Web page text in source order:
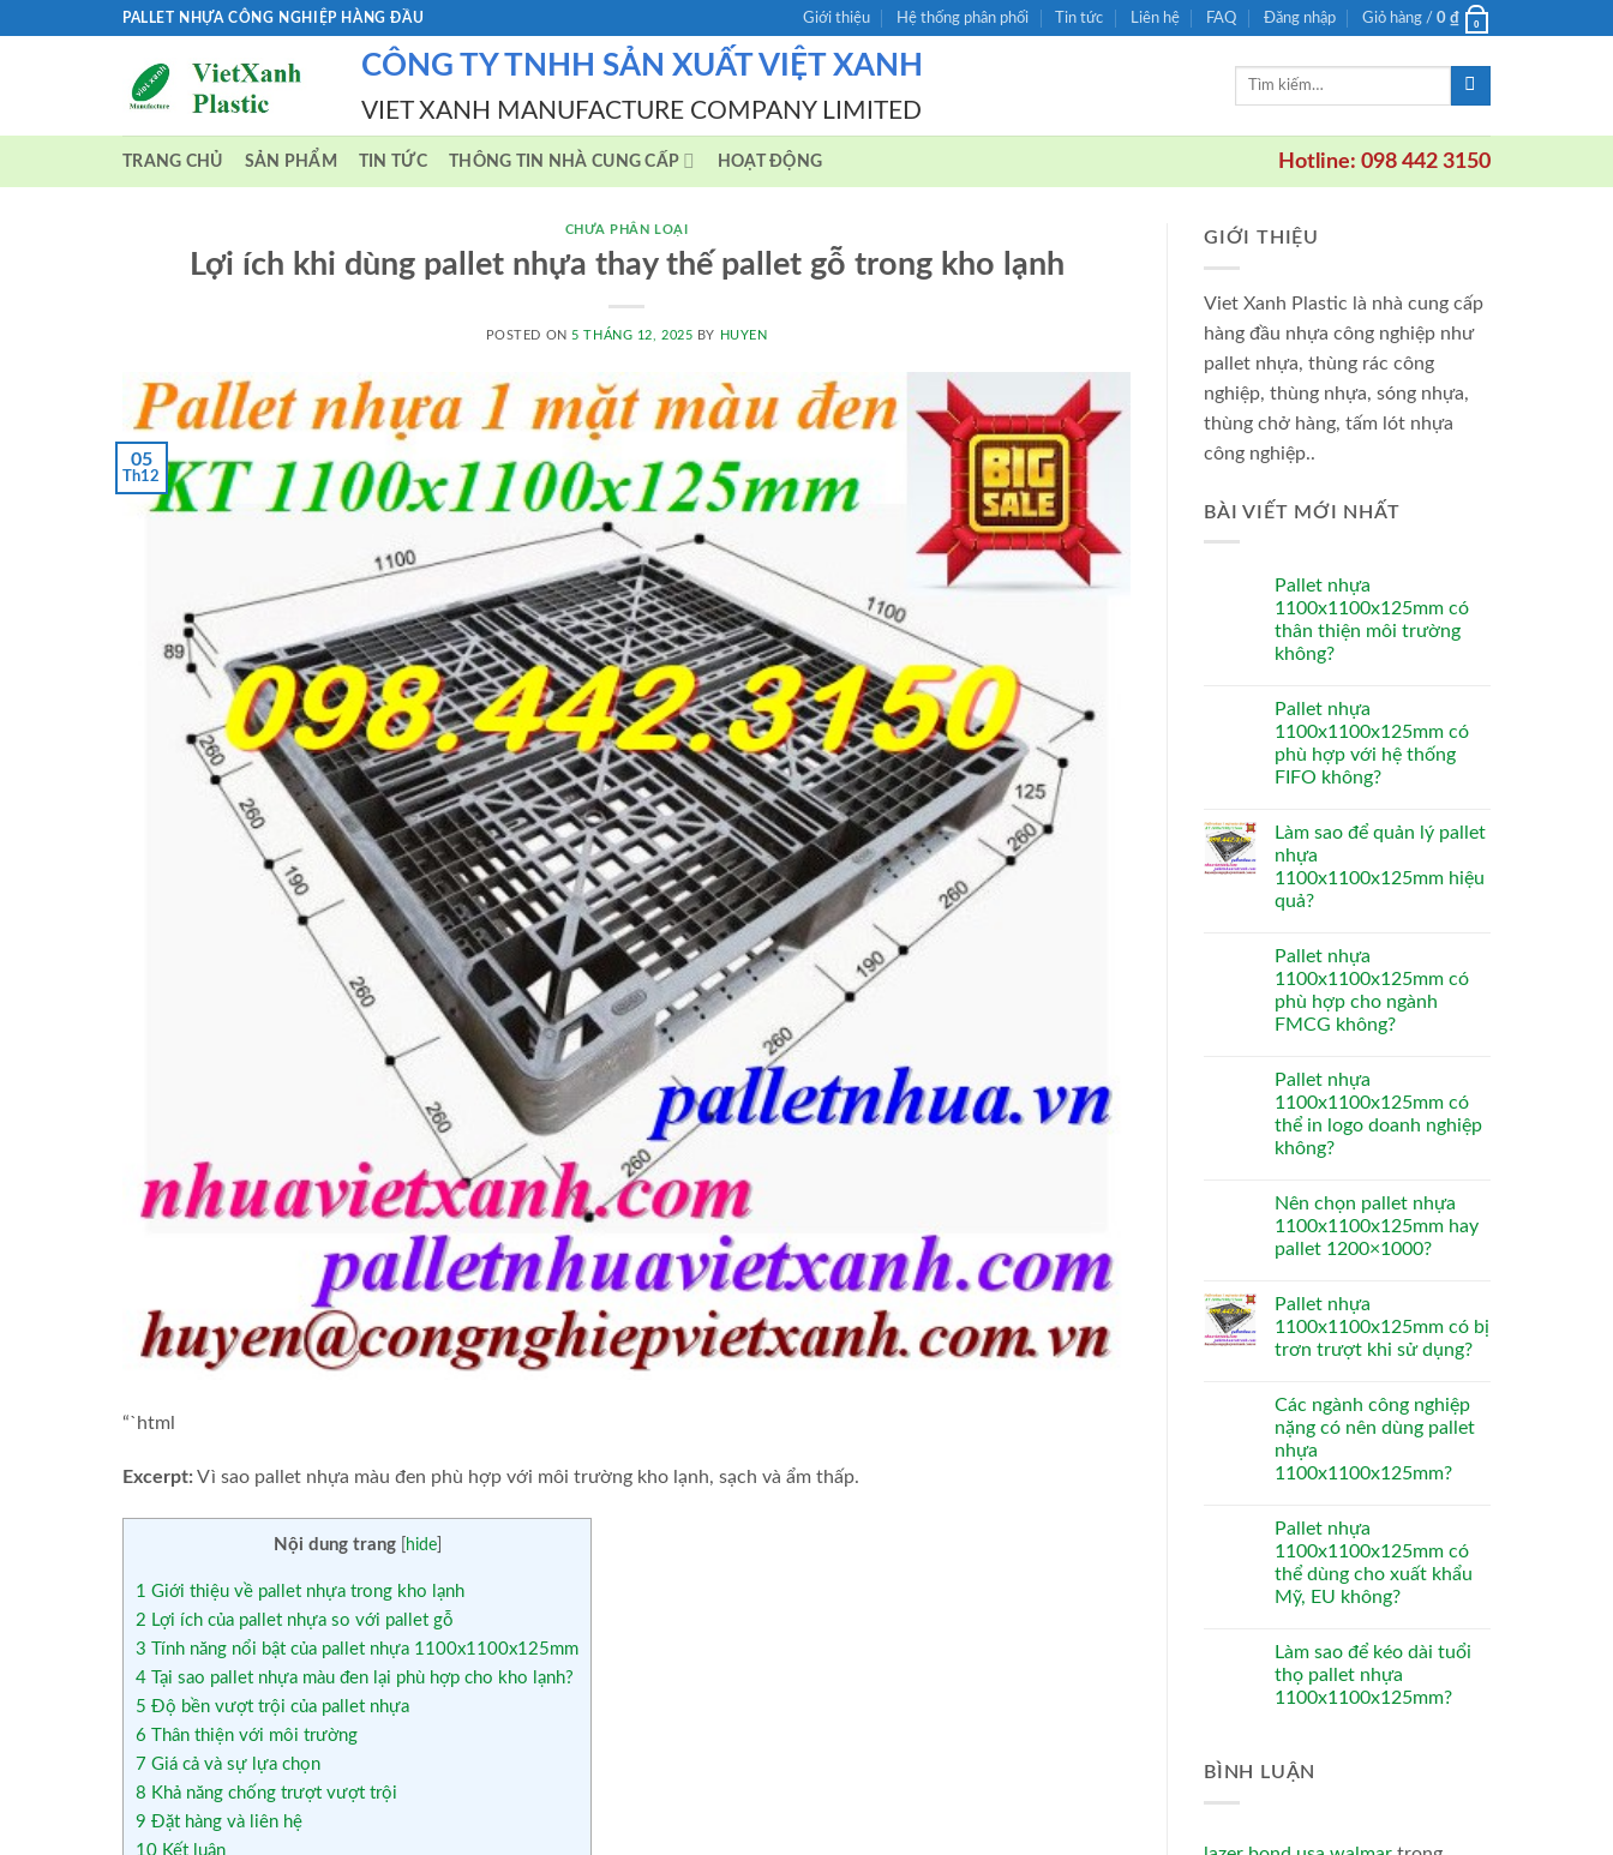
PALLET NHỰA CÔNG NGHIỆP HÀNG ĐẦU Giới thiệu Hệ thống phân phối Tin tức Liên hệ FAQ Đăng nhập Giỏ hàng / 0 ₫ 0
CÔNG TY TNHH SẢN XUẤT VIỆT XANH
VIET XANH MANUFACTURE COMPANY LIMITED
Tìm
TRANG CHỦ SẢN PHẨM TIN TỨC THÔNG TIN NHÀ CUNG CẤP HOẠT ĐỘNG Hotline: 098 442 3150
CHƯA PHÂN LOẠI
Lợi ích khi dùng pallet nhựa thay thế pallet gỗ trong kho lạnh
POSTED ON 5 THÁNG 12, 2025 BY HUYEN
05
Th12
“`html
Excerpt: Vì sao pallet nhựa màu đen phù hợp với môi trường kho lạnh, sạch và ẩm thấp.
Nội dung trang hide]
1 Giới thiệu về pallet nhựa trong kho lạnh
2 Lợi ích của pallet nhựa so với pallet gỗ
3 Tính năng nổi bật của pallet nhựa 1100x1100x125mm
4 Tại sao pallet nhựa màu đen lại phù hợp cho kho lạnh?
5 Độ bền vượt trội của pallet nhựa
6 Thân thiện với môi trường
7 Giá cả và sự lựa chọn
8 Khả năng chống trượt vượt trội
9 Đặt hàng và liên hệ
10 Kết luận
GIỚI THIỆU
Viet Xanh Plastic là nhà cung cấp
hàng đầu nhựa công nghiệp như
pallet nhựa, thùng rác công
nghiệp, thùng nhựa, sóng nhựa,
thùng chở hàng, tấm lót nhựa
công nghiệp..
BÀI VIẾT MỚI NHẤT
Pallet nhựa
1100x1100x125mm có
thân thiện môi trường
không?
Pallet nhựa
1100x1100x125mm có
phù hợp với hệ thống
FIFO không?
Làm sao để quản lý pallet
nhựa
1100x1100x125mm hiệu
quả?
Pallet nhựa
1100x1100x125mm có
phù hợp cho ngành
FMCG không?
Pallet nhựa
1100x1100x125mm có
thể in logo doanh nghiệp
không?
Nên chọn pallet nhựa
1100x1100x125mm hay
pallet 1200×1000?
Pallet nhựa
1100x1100x125mm có bị
trơn trượt khi sử dụng?
Các ngành công nghiệp
nặng có nên dùng pallet
nhựa
1100x1100x125mm?
Pallet nhựa
1100x1100x125mm có
thể dùng cho xuất khẩu
Mỹ, EU không?
Làm sao để kéo dài tuổi
thọ pallet nhựa
1100x1100x125mm?
BÌNH LUẬN